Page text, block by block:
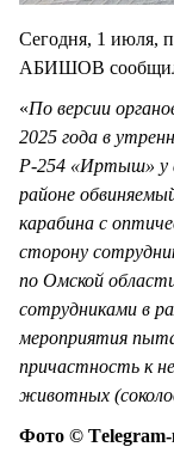
Сегодня, 1 июля,
АБИШОВ сообщил
«По версии
2025 года в
Р-254 «Иртыш» у
районе
карабина с
сторону
по Омской
сотрудниками в
мероприятия
причастность к
животных
Фото ©